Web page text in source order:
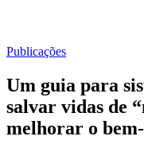
Publicações
Um guia para
salvar vidas de
melhorar o